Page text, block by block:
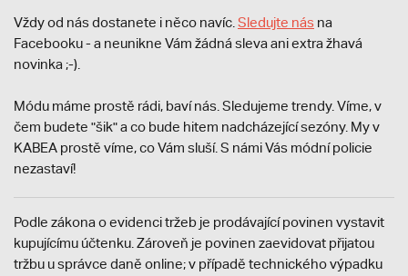
Vždy od nás dostanete i něco navíc. Sledujte nás na
Facebooku - a neunikne Vám žádná sleva ani extra žhavá
novinka ;-).
Módu máme prostě rádi, baví nás. Sledujeme trendy. Víme, v
čem budete "šik" a co bude hitem nadcházející sezóny. My v
KABEA prostě víme, co Vám sluší. S námi Vás módní policie
nezastaví!
Podle zákona o evidenci tržeb je prodávající povinen vystavit
kupujícímu účtenku. Zároveň je povinen zaevidovat přijatou
tržbu u správce daně online; v případě technického výpadku